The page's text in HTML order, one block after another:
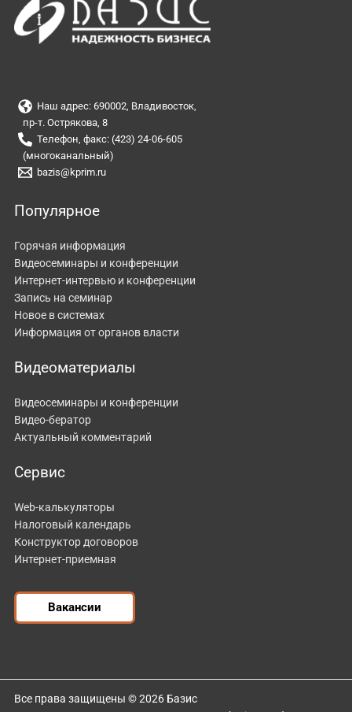
Наш адрес: 690002, Владивосток,
пр-т. Острякова, 8
Телефон, факс: (423) 24-06-605
(многоканальный)
bazis@kprim.ru
Популярное
Горячая информация
Видеосеминары и конференции
Интернет-интервью и конференции
Запись на семинар
Новое в системах
Информация от органов власти
Видеоматериалы
Видеосеминары и конференции
Видео-бератор
Актуальный комментарий
Сервис
Web-калькуляторы
Налоговый календарь
Конструктор договоров
Интернет-приемная
Вакансии
Все права защищены © 2026 Базис